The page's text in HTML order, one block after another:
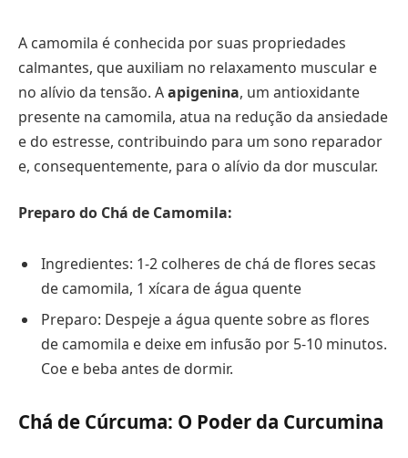
A camomila é conhecida por suas propriedades
calmantes, que auxiliam no relaxamento muscular e
no alívio da tensão. Aapigenina, um antioxidante
presente na camomila, atua na redução da ansiedade
e do estresse, contribuindo para um sono reparador
e, consequentemente, para o alívio da dor muscular.
Preparo do Chá de Camomila:
Ingredientes: 1-2 colheres de chá de flores secas
de camomila, 1 xícara de água quente
Preparo: Despeje a água quente sobre as flores
de camomila e deixe em infusão por 5-10 minutos.
Coe e beba antes de dormir.
Chá de Cúrcuma: O Poder da Curcumina